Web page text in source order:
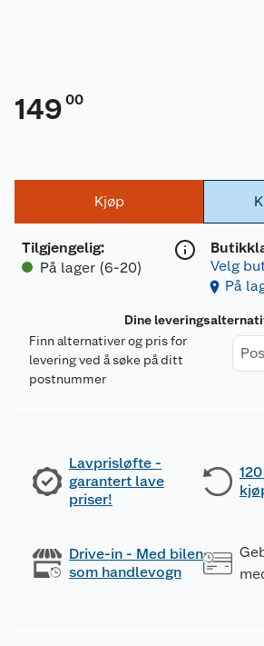
149 00
Kjøp
Tilgjengelig:
På lager (6-20)
Velg
På
Dine
Finn alternativer og pris for
levering ved å søke på ditt
postnummer
Lavprisløfte -
garantert lave
priser!
Drive-in - Med bilen
som handlevogn